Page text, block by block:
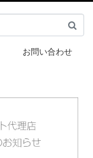
お問い合わせ